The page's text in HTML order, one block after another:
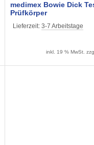
medimex Bowie Dick
Prüfkörper
Lieferzeit: 3-7 Arbeitstage
inkl. 19 % MwSt.